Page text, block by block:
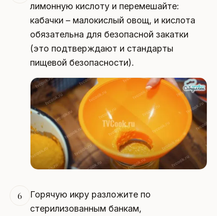
лимонную кислоту и перемешайте:
кабачки – малокислый овощ, и кислота
обязательна для безопасной закатки
(это подтверждают и стандарты
пищевой безопасности).
6
Горячую икру разложите по
стерилизованным банкам,